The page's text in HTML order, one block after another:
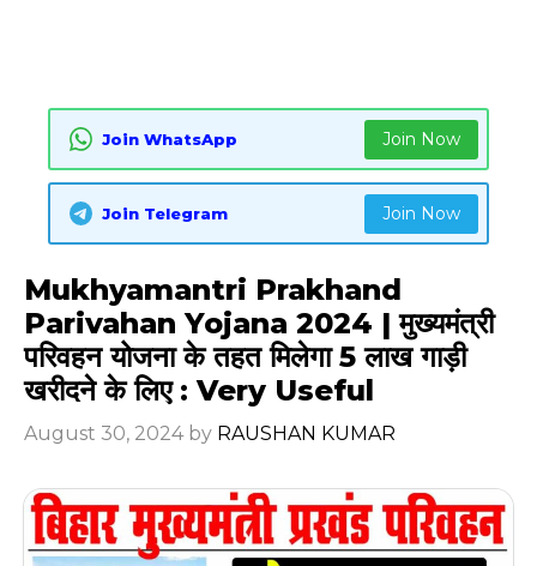
Join WhatsApp Join Now
Join Telegram Join Now
Mukhyamantri Prakhand
Parivahan Yojana 2024 | मुख्यमंत्री
परिवहन योजना के तहत मिलेगा 5 लाख गाड़ी
खरीदने के लिए : Very Useful
August 30, 2024 by RAUSHAN KUMAR